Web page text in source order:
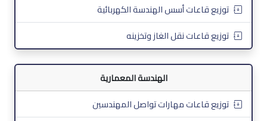
توزيع قاعات أسس الهندسة الكهربائية
توزيع قاعات نقل الغاز وتخزينه
الهندسة المعمارية
توزيع قاعات مهارات تواصل المهندسين